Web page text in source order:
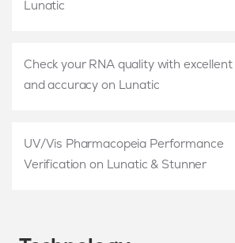
Lunatic
Check your RNA quality with
and accuracy on Lunatic
UV/Vis Pharmacopeia Performance
Verification on Lunatic & Stunner